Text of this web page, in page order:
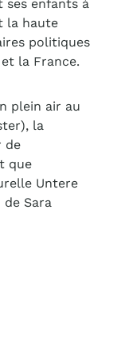
ses enfants à
la haute
politiques
la France.
plein air au
la
de
que
Untere
de Sara